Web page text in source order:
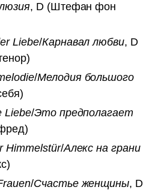
, D (Штефан фон
Liebe/Карнавал любви, D
/Мелодия большого
Liebe/Это предполагает
Himmelstür/Алекс на грани
/Счастье женщины, D